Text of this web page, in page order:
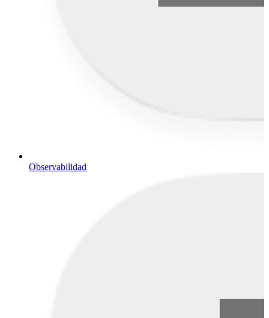
Observabilidad